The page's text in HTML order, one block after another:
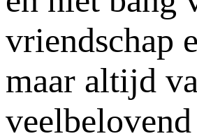
vriendschap
maar altijd